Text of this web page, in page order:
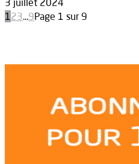
3 juillet 2024
123...9Page 1 sur 9